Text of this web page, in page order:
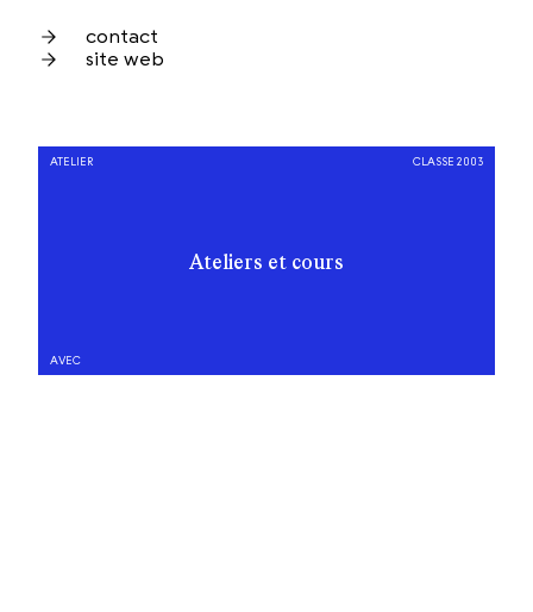
contact
site web
Ateliers et cours
ATELIER CLASSE 2003
AVEC